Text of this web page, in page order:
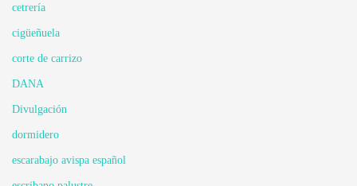
cetrería
cigüeñuela
corte de carrizo
DANA
Divulgación
dormidero
escarabajo avispa español